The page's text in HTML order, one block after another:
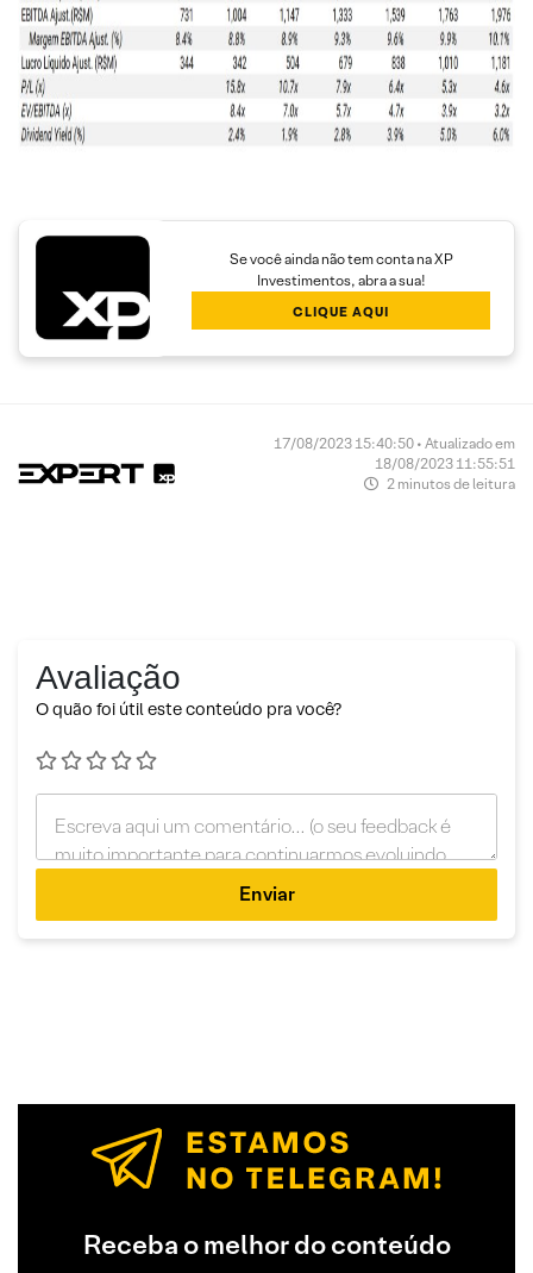
Se você ainda não tem conta na XP
Investimentos, abra a sua!
CLIQUE AQUI
17/08/2023 15:40:50 • Atualizado em
18/08/2023 11:55:51
2 minutos de leitura
Avaliação
O quão foi útil este conteúdo pra você?
Enviar
Receba o melhor do conteúdo